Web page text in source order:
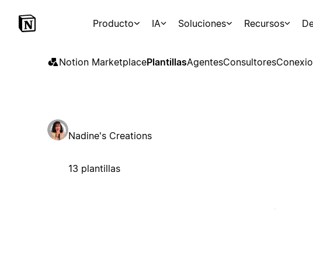
Producto IA Soluciones Recursos
Notion MarketplacePlantillasAgentesConsultores
Nadine's Creations
13 plantillas